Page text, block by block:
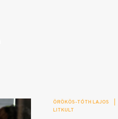
ÖRÖKÖS-TÓTH LAJOS
LITKULT